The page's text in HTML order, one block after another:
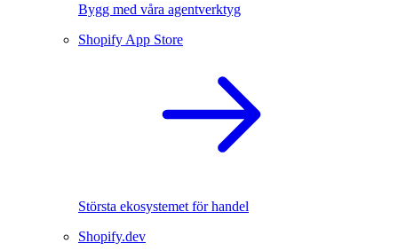
Bygg med våra agentverktyg
Shopify App Store
Största ekosystemet för handel
Shopify.dev